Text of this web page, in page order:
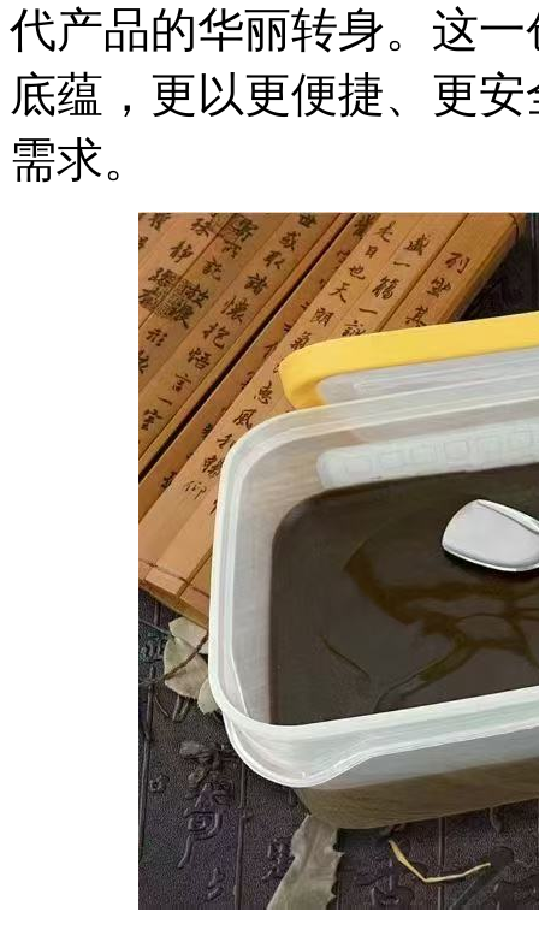
代产品的华丽转身。这
底蕴，更以更便捷、更
需求。